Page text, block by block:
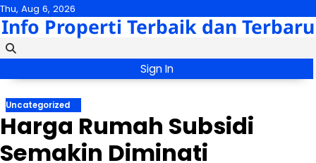
Skip
to
content
Thu, Aug 6, 2026
Info Properti Terbaik dan Terbaru
Sign In
Uncategorized
Harga Rumah Subsidi
Semakin Diminati